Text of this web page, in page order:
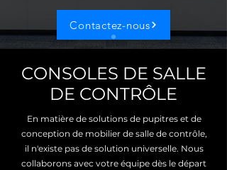
Contactez-nous
CONSOLES DE SALLE
DE CONTRÔLE
En matière de solutions de pupitres et de
conception de mobilier de salle de contrôle,
il n'existe pas de solution universelle. Nous
collaborons avec votre équipe dès le départ